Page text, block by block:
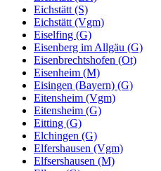
Eichstätt (S)
Eichstätt (Vgm)
Eiselfing (G)
Eisenberg im Allgäu (G)
Eisenbrechtshofen (Ot)
Eisenheim (M)
Eisingen (Bayern) (G)
Eitensheim (Vgm)
Eitensheim (G)
Eitting (G)
Elchingen (G)
Elfershausen (Vgm)
Elfsershausen (M)